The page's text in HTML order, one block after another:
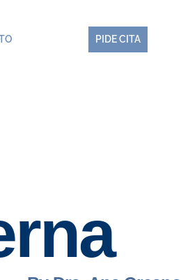
PIDE CITA
PIDE CITA